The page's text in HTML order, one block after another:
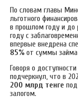
По словам главы
льготного
в прошлом году и до
году с
впервые внедрена
85% от суммы займа
Говоря о
подчеркнул, что в
200 млрд тенге под
залогом.